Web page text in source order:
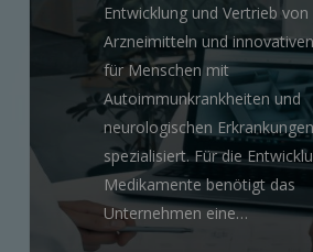
Entwicklung und Vertrieb von
Arzneimitteln und
für Menschen mit
Autoimmunkrankheiten und
neurologischen Erkrankungen
spezialisiert. Für die
Medikamente benötigt das
Unternehmen eine…